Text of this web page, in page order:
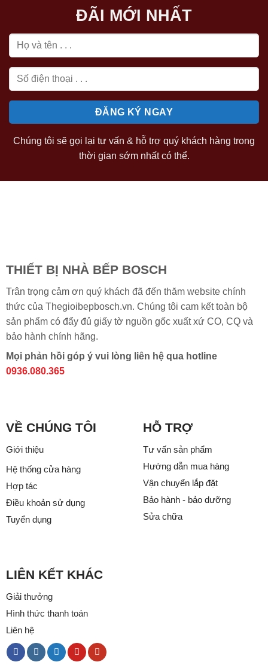
ĐÃI MỚI NHẤT
Chúng tôi sẽ gọi lại tư vấn & hỗ trợ quý khách hàng trong
thời gian sớm nhất có thể.
THIẾT BỊ NHÀ BẾP BOSCH
Trân trọng cảm ơn quý khách đã đến thăm website chính
thức của Thegioibepbosch.vn. Chúng tôi cam kết toàn bộ
sản phẩm có đẩy đủ giấy tờ nguồn gốc xuất xứ CO, CQ và
bảo hành chính hãng.
Mọi phản hồi góp ý vui lòng liên hệ qua hotline
0936.080.365
VỀ CHÚNG TÔI
Giới thiệu
Hệ thống cửa hàng
Hợp tác
Điều khoản sử dụng
Tuyển dụng
HỖ TRỢ
Tư vấn sản phẩm
Hướng dẫn mua hàng
Vận chuyển lắp đặt
Bảo hành - bảo dưỡng
Sửa chữa
LIÊN KẾT KHÁC
Giải thưởng
Hình thức thanh toán
Liên hệ